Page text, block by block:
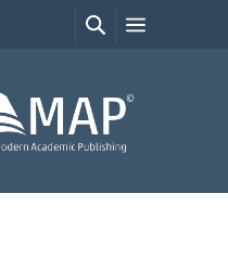
Suchen
mit